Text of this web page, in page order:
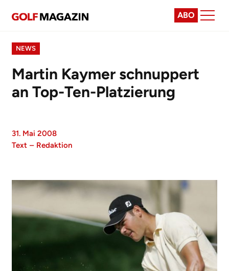
ABO
NEWS
Martin Kaymer schnuppert
an Top-Ten-Platzierung
31. Mai 2008
Text – Redaktion